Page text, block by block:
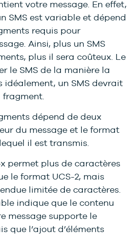
votre message. En effet,
SMS est variable et dépend
requis pour
Ainsi, plus un SMS
plus il sera coûteux. Le
le SMS de la manière la
idéalement, un SMS devrait
fragment.
dépend de deux
du message et le format
il est transmis.
permet plus de caractères
le format UCS-2, mais
limitée de caractères.
indique que le contenu
message supporte le
que l’ajout d’éléments